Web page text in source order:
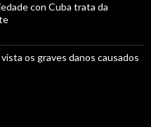
con Cuba trata da
os graves danos causados